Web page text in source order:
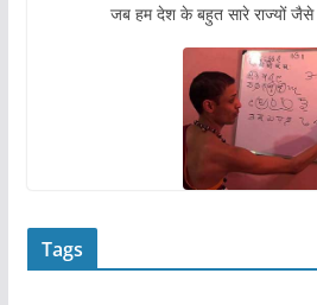
जब हम देश के बहुत सारे राज्यों जैसे
Tags